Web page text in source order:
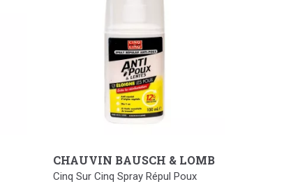
CHAUVIN BAUSCH & LOMB
Cinq Sur Cinq Spray Répul Poux